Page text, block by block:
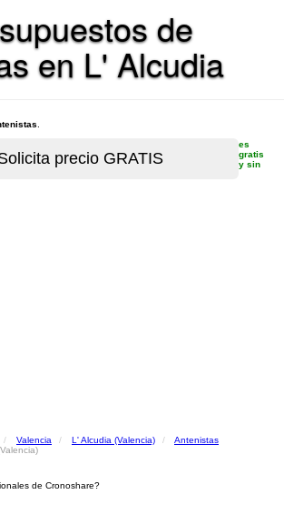
de
en L' Alcudia
es
gratis
y sin
Valencia L' Alcudia (Valencia)
Antenistas
de Cronoshare?